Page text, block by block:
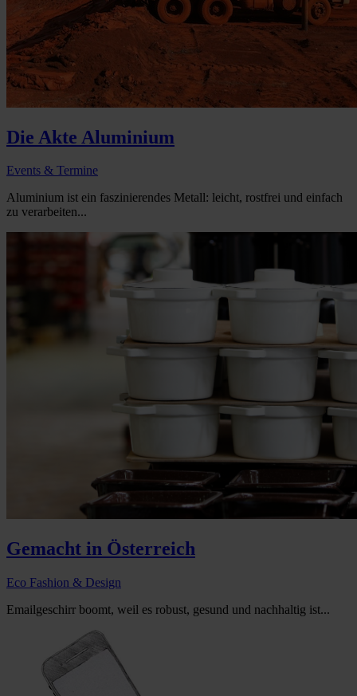
Die Akte Aluminium
Events & Termine
Aluminium ist ein faszinierendes Metall: leicht, rostfrei und einfach
zu verarbeiten...
Gemacht in Österreich
Eco Fashion & Design
Emailgeschirr boomt, weil es robust, gesund und nachhaltig ist...